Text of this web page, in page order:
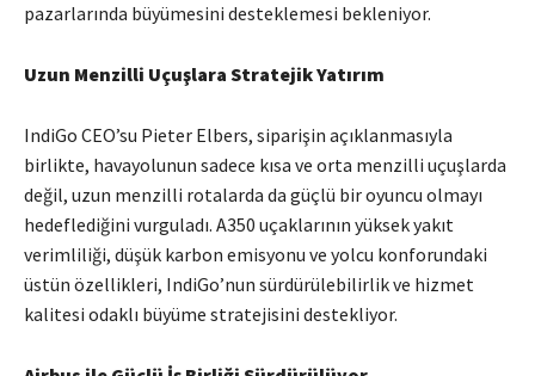
pazarlarında büyümesini desteklemesi bekleniyor.
Uzun Menzilli Uçuşlara Stratejik Yatırım
IndiGo CEO’su Pieter Elbers, siparişin açıklanmasıyla
birlikte, havayolunun sadece kısa ve orta menzilli uçuşlarda
değil, uzun menzilli rotalarda da güçlü bir oyuncu olmayı
hedeflediğini vurguladı. A350 uçaklarının yüksek yakıt
verimliliği, düşük karbon emisyonu ve yolcu konforundaki
üstün özellikleri, IndiGo’nun sürdürülebilirlik ve hizmet
kalitesi odaklı büyüme stratejisini destekliyor.